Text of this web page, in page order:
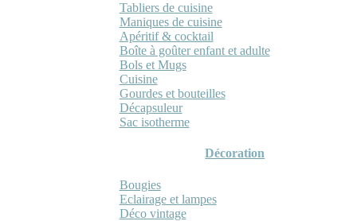
Tabliers de cuisine
Maniques de cuisine
Apéritif & cocktail
Boîte à goûter enfant et adulte
Bols et Mugs
Cuisine
Gourdes et bouteilles
Décapsuleur
Sac isotherme
Décoration
Bougies
Eclairage et lampes
Déco vintage